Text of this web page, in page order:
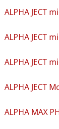
ALPHA JECT
ALPHA JECT
ALPHA JECT
ALPHA JECT
ALPHA MAX